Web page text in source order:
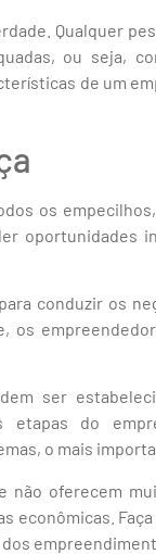
Qualquer
ou seja,
de um
os
oportunidades
conduzir os
os
ser
etapas do
o mais
não oferecem
econômicas.